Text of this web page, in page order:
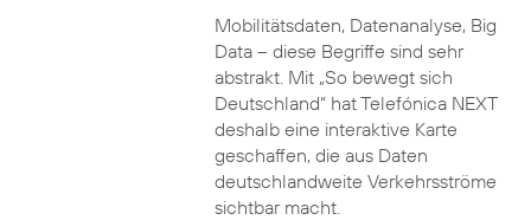
Mobilitätsdaten, Datenanalyse, Big
Data – diese Begriffe sind sehr
abstrakt. Mit „So bewegt sich
Deutschland“ hat Telefónica NEXT
deshalb eine interaktive Karte
geschaffen, die aus Daten
deutschlandweite Verkehrsströme
sichtbar macht.